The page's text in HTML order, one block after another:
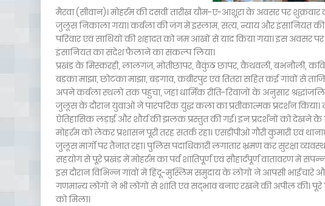
मैरवा (सीवान)। मोहर्रम की दसवीं तारीख यौम-ए-आशूरा के अवसर पर
जुलूस निकाला गया। कर्बला की जंग में इस्लाम, सत्य, न्याय और इंसानियत
परिवार एवं साथियों की शहादत को नम आंखों से याद किया गया। इस अवसर
इंसानियत का संदेश फैलाने का संकल्प लिया।
प्रखंड के मिस्करही, लालगंज, मोतीछापर, बैकुंठ छापर, कैथवली, बभनौली,
बड़का माझा, छोटका माझा, बड़गांव, कबीरपुर एवं तितरा सहित कई गांवों से
अपने कर्बला स्थलों तक पहुंचा, जहां धार्मिक रीति-रिवाजों के अनुसार श्रद्धांजलि
जुलूस के दौरान युवाओं ने पारंपरिक युद्ध कला का प्रतीकात्मक प्रदर्शन
ऐतिहासिक लड़ाई और शौर्य की झलक प्रस्तुत की गई। इन प्रदर्शनों को देखने के
मोहर्रम को लेकर प्रशासन पूरी तरह सतर्क रहा। एसडीपीओ गौरी कुमारी
जुलूस मार्गों पर तैनात रहा। पुलिस पदाधिकारी लगातार भ्रमण कर सुरक्षा
सहयोग से पूरे प्रखंड में मोहर्रम का पर्व शांतिपूर्ण एवं सौहार्दपूर्ण वातावरण में
इस दौरान विभिन्न गांवों में हिंदू-मुस्लिम समुदाय के लोगों ने आपसी भाईचारे
गणमान्य लोगों ने भी लोगों से शांति एवं सद्भाव बनाए रखने की अपील की।
को मिला।